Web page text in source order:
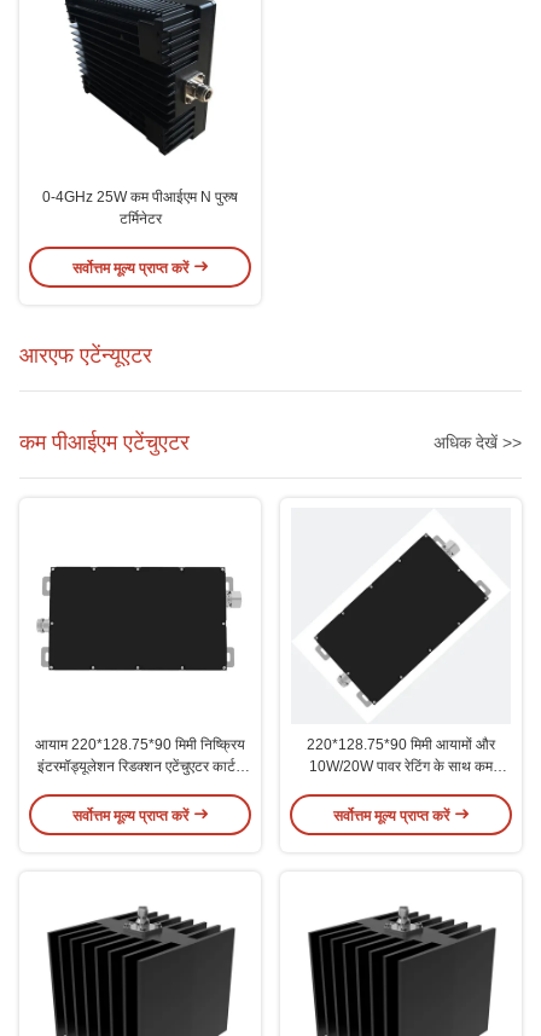
0-4GHz 25W कम पीआईएम N पुरुष
टर्मिनेटर
सर्वोत्तम मूल्य प्राप्त करें
आरएफ एटेंन्यूएटर
कम पीआईएम एटेंचुएटर अधिक देखें >>
आयाम 220*128.75*90 मिमी निष्क्रिय
इंटरमॉड्यूलेशन रिडक्शन एटेंचुएटर कार्टन
सर्वोत्तम मूल्य प्राप्त करें
220*128.75*90 मिमी आयामों और
10W/20W पावर रेटिंग के साथ कम
सर्वोत्तम मूल्य प्राप्त करें